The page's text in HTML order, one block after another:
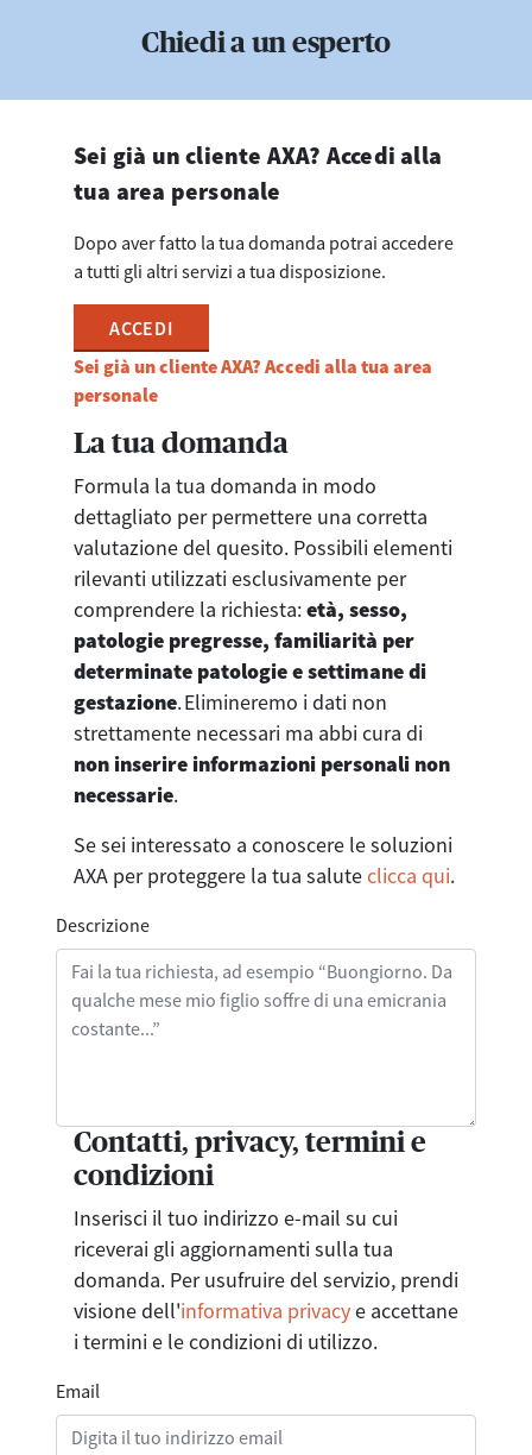
Chiedi a un esperto
Sei già un cliente AXA? Accedi alla
tua area personale
Dopo aver fatto la tua domanda potrai accedere
a tutti gli altri servizi a tua disposizione.
ACCEDI
Sei già un cliente AXA? Accedi alla tua area
personale
La tua domanda
Formula la tua domanda in modo
dettagliato per permettere una corretta
valutazione del quesito. Possibili elementi
rilevanti utilizzati esclusivamente per
comprendere la richiesta:età, sesso,
patologie pregresse, familiarità per
determinate patologie e settimane di
gestazione. Elimineremo i dati non
strettamente necessari ma abbi cura di
non inserire informazioni personali non
necessarie.
Se sei interessato a conoscere le soluzioni
AXA per proteggere la tua saluteclicca qui.
Descrizione
Contatti, privacy, termini e
condizioni
Inserisci il tuo indirizzo e-mail su cui
riceverai gli aggiornamenti sulla tua
domanda. Per usufruire del servizio, prendi
visione dell'informativa privacye accettane
i termini e le condizioni di utilizzo.
Email